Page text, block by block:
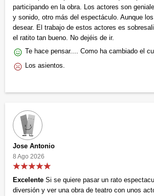
participando en la obra. Los actores son
y sonido, otro más del espectáculo. Aunque
desear. El trabajo de estos actores es
el ratito tan bueno. No dejéis de ir.
Te hace pensar.... Como ha cambiado el
Los asientos.
Jose Antonio
8 Ago 2026
Excelente Si se quiere pasar un rato
diversión y ver una obra de teatro con unos